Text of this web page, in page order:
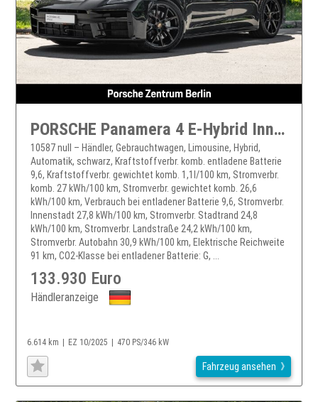
PORSCHE Panamera 4 E-Hybrid InnoDrive HA-Lenkung BOSE
10587 null – Händler, Gebrauchtwagen, Limousine, Hybrid,
Automatik, schwarz, Kraftstoffverbr. komb. entladene Batterie
9,6, Kraftstoffverbr. gewichtet komb. 1,1l/100 km, Stromverbr.
komb. 27 kWh/100 km, Stromverbr. gewichtet komb. 26,6
kWh/100 km, Verbrauch bei entladener Batterie 9,6, Stromverbr.
Innenstadt 27,8 kWh/100 km, Stromverbr. Stadtrand 24,8
kWh/100 km, Stromverbr. Landstraße 24,2 kWh/100 km,
Stromverbr. Autobahn 30,9 kWh/100 km, Elektrische Reichweite
91 km, CO2-Klasse bei entladener Batterie: G, ...
133.930 Euro
Händleranzeige
6.614 km EZ 10/2025 470 PS/346 kW
Fahrzeug ansehen